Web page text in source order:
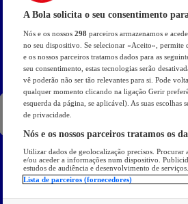
A Bola solicita o seu consentimento
Nós e os nossos 298 parceiros armazenamos e
no seu dispositivo. Se selecionar «Aceito», permite
e os nossos parceiros tratamos dados para as
seu consentimento, estas tecnologias serão
vê poderão não ser tão relevantes para si. Pode
qualquer momento clicando na ligação Gerir
esquerda da página, se aplicável). As suas
de privacidade.
Nós e os nossos parceiros tratamos os
Utilizar dados de geolocalização precisos.
e/ou aceder a informações num dispositivo.
estudos de audiência e desenvolvimento de serviços.
Lista de parceiros (fornecedores)